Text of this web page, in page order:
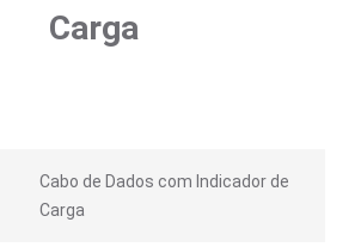
Carga
Cabo de Dados com Indicador de
Carga